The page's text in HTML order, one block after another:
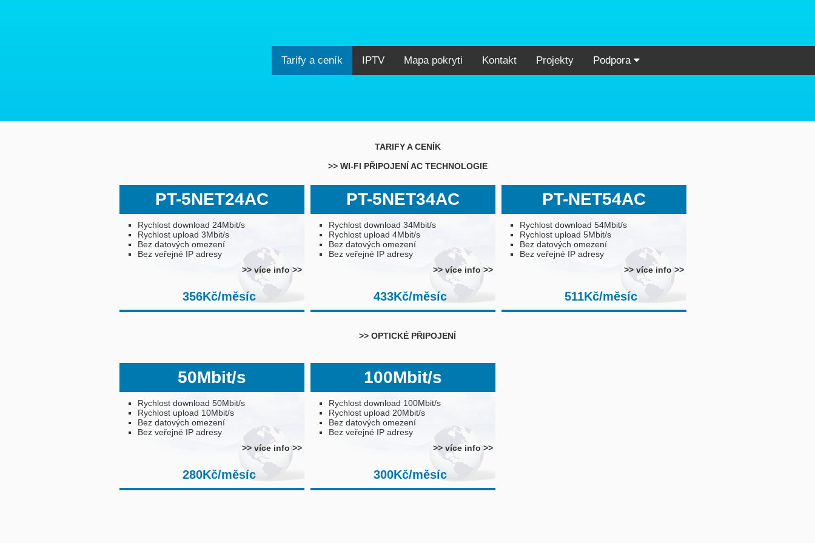
Tarify a ceník IPTV Mapa pokryti Kontakt Projekty Podpora
TARIFY A CENÍK
>> WI-FI PŘIPOJENÍ AC TECHNOLOGIE
PT-5NET24AC
Rychlost download 24Mbit/s
Rychlost upload 3Mbit/s
Bez datových omezení
Bez veřejné IP adresy
>> více info >>
356Kč/měsíc
PT-5NET34AC
Rychlost download 34Mbit/s
Rychlost upload 4Mbit/s
Bez datových omezení
Bez veřejné IP adresy
>> více info >>
433Kč/měsíc
PT-NET54AC
Rychlost download 54Mbit/s
Rychlost upload 5Mbit/s
Bez datových omezení
Bez veřejné IP adresy
>> více info >>
511Kč/měsíc
>> OPTICKÉ PŘIPOJENÍ
50Mbit/s
Rychlost download 50Mbit/s
Rychlost upload 10Mbit/s
Bez datových omezení
Bez veřejné IP adresy
>> více info >>
280Kč/měsíc
100Mbit/s
Rychlost download 100Mbit/s
Rychlost upload 20Mbit/s
Bez datových omezení
Bez veřejné IP adresy
>> více info >>
300Kč/měsíc